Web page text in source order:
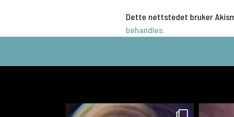
Dette nettstedet bruker
behandles.